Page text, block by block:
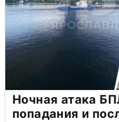
Ночная атака
попадания и